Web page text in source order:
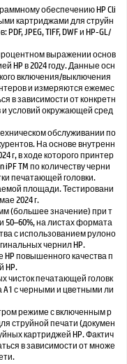
обеспечению HP Cli
картриджами для струйн
JPEG, TIFF, DWF и HP-GL/
выражении основ
HP в 2024 году. Данные осн
включения/выключения
и измеряются ежемес
в зависимости от конкретн
условий окружающей сред
обслуживании по
На основе внутренн
г, в ходе которого принтер
iPF TM по количеству черни
печатающей головки.
площади. Тестировани
2024 г.
(большее значение) при т
50–60%, на листах формата
с использованием рулоно
чернил HP.
повышенного качества п
HP.
чисток печатающей головк
с черными и цветными ли
режиме с включенным р
струйной печати (докумен
картриджей HP. Фактич
в зависимости от множе